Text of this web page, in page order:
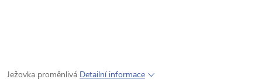
Ježovka proměnlivá Detailní informace